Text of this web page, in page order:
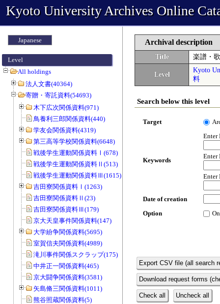
Kyoto University Archives Online
Japanese
Level
All holdings
法人文書(40364)
寄贈・寄託資料(54693)
木下広次関係資料(971)
鳥養利三郎関係資料(440)
学友会関係資料(4319)
第三高等学校関係資料(6648)
戦後学生運動関係資料Ⅰ(678)
戦後学生運動関係資料Ⅱ(513)
戦後学生運動関係資料Ⅲ(1615)
吉田寮関係資料Ⅰ(1263)
吉田寮関係資料Ⅱ(23)
吉田寮関係資料Ⅲ(179)
京大天皇事件関係資料(147)
大学紛争関係資料(5695)
室賀信夫関係資料(4989)
滝川事件関係スクラップ(175)
中井正一関係資料(465)
京大闘争関係資料(3581)
矢島脩三関係資料(1011)
熊谷照蔵関係資料(5)
Archival description
Title 楽譜・
Level
Kyoto
料
Search below this level
Target
Keywords
Enter
Enter
Enter
Date of creation
Option
Export CSV file (all search
Download request forms
Check all Uncheck all